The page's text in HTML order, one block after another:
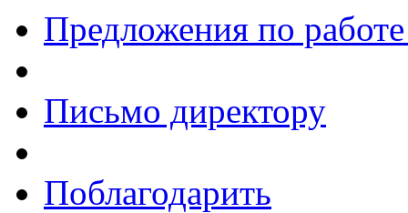
Предложения по работе
Письмо директору
Поблагодарить